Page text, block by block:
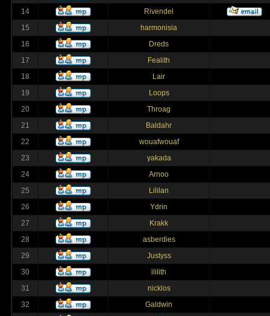
14
Rivendel
15
harmonisia
16
Dreds
17
Fealith
18
Lair
19
Loops
20
Throag
21
Baldahr
22
wouafwouaf
23
yakada
24
Arnoo
25
Lililan
26
Ydrin
27
Krakk
28
asberdies
29
Justyss
30
ililith
31
nicklos
32
Galdwin